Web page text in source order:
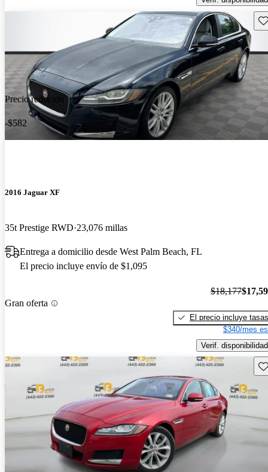
Precio reducido
-$582
2016 Jaguar XF
35t Prestige RWD 23,076 millas
Entrega a domicilio desde West Palm Beach, FL
El precio incluye envío de $1,095
Gran oferta
$18,177
El precio incluye tasas
$340/mes
Verif. disponibilidad